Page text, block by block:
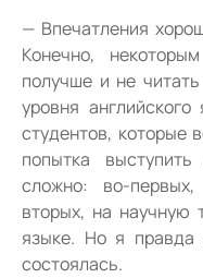
— Впечатления
Конечно,
получше и не
уровня
студентов, которые
попытка
сложно: во-
вторых, на научную
языке. Но я правда
состоялась.